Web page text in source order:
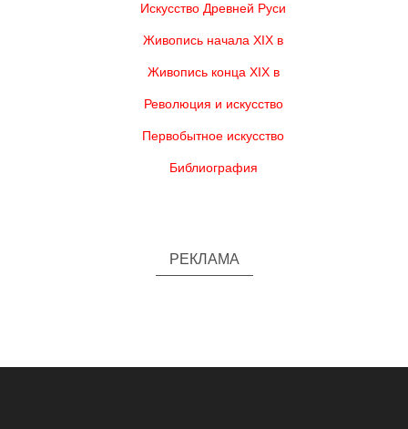
Искусство Древней Руси
Живопись начала XIX в
Живопись конца XIX в
Революция и искусство
Первобытное искусство
Библиография
РЕКЛАМА